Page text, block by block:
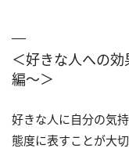
＜好きな人への
編～＞
好きな人に自分の気
態度に表すことが大